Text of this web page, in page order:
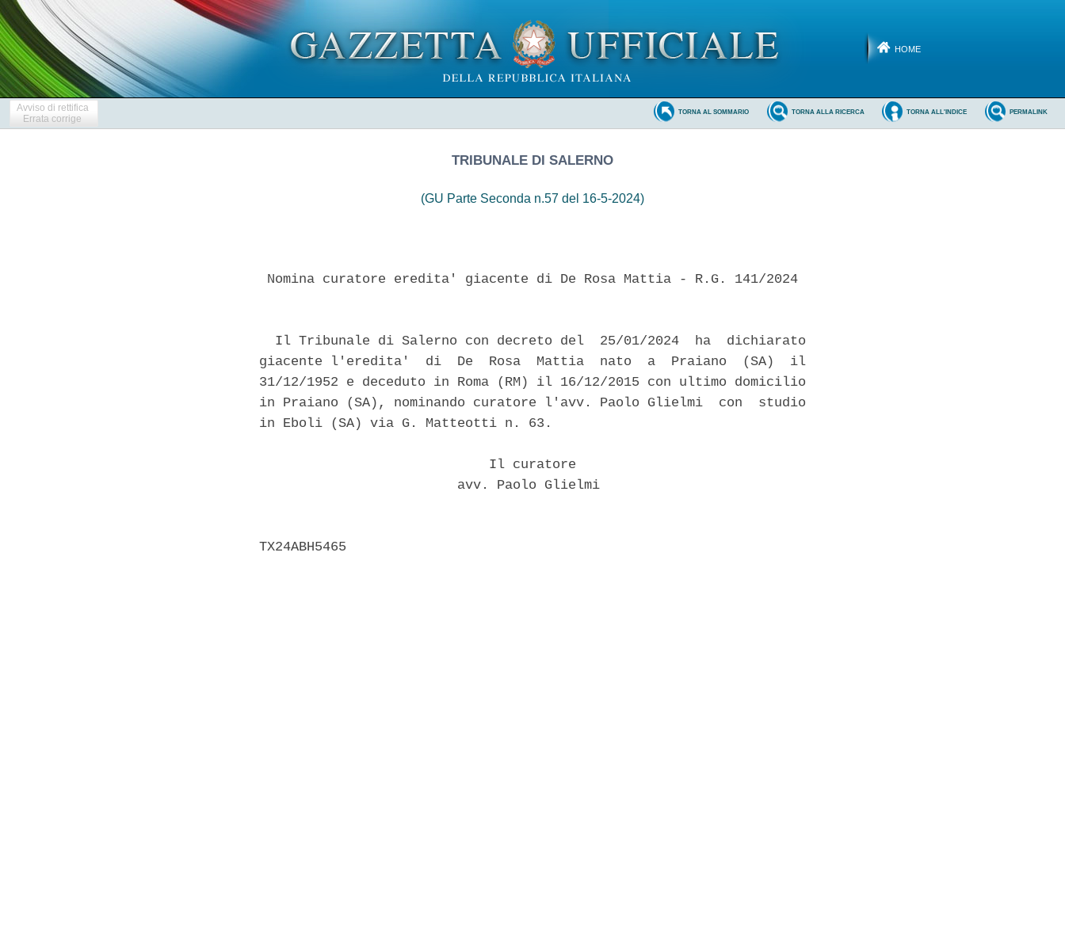
HOME
Avviso di rettifica
Errata corrige
PERMALINK
TORNA ALL'INDICE
TORNA ALLA RICERCA
TORNA AL SOMMARIO
TRIBUNALE DI SALERNO
(GU Parte Seconda n.57 del 16-5-2024)
Nomina curatore eredita' giacente di De Rosa Mattia - R.G. 141/2024
  Il Tribunale di Salerno con decreto del  25/01/2024  ha  dichiarato
giacente l'eredita'  di  De  Rosa  Mattia  nato  a  Praiano  (SA)  il
31/12/1952 e deceduto in Roma (RM) il 16/12/2015 con ultimo domicilio
in Praiano (SA), nominando curatore l'avv. Paolo Glielmi  con  studio
in Eboli (SA) via G. Matteotti n. 63.
                             Il curatore
                         avv. Paolo Glielmi